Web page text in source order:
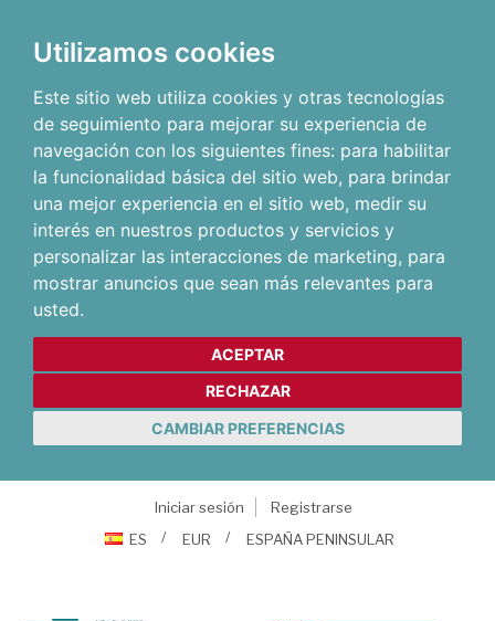
Utilizamos cookies
Este sitio web utiliza cookies y otras tecnologías
de seguimiento para mejorar su experiencia de
navegación con los siguientes fines: para habilitar
la funcionalidad básica del sitio web, para brindar
una mejor experiencia en el sitio web, medir su
interés en nuestros productos y servicios y
personalizar las interacciones de marketing, para
mostrar anuncios que sean más relevantes para
usted.
ACEPTAR
RECHAZAR
CAMBIAR PREFERENCIAS
Iniciar sesión
Registrarse
ES
EUR ESPAÑA PENINSULAR